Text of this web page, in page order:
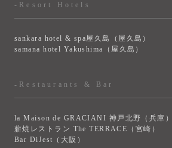
-Resort Hotels
sankara hotel & spa屋久島（屋久島）
samana hotel Yakushima（屋久島）
-Restaurants & Bar
la Maison de GRACIANI 神戸北野（兵庫）
薪焼レストラン The TERRACE（宮崎）
Bar DiJest（大阪）